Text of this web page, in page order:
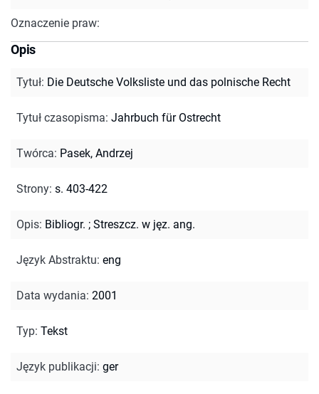
Oznaczenie praw:
Opis
Tytuł: Die Deutsche Volksliste und das polnische Recht
Tytuł czasopisma: Jahrbuch für Ostrecht
Twórca: Pasek, Andrzej
Strony: s. 403-422
Opis: Bibliogr. ; Streszcz. w jęz. ang.
Język Abstraktu: eng
Data wydania: 2001
Typ: Tekst
Język publikacji: ger